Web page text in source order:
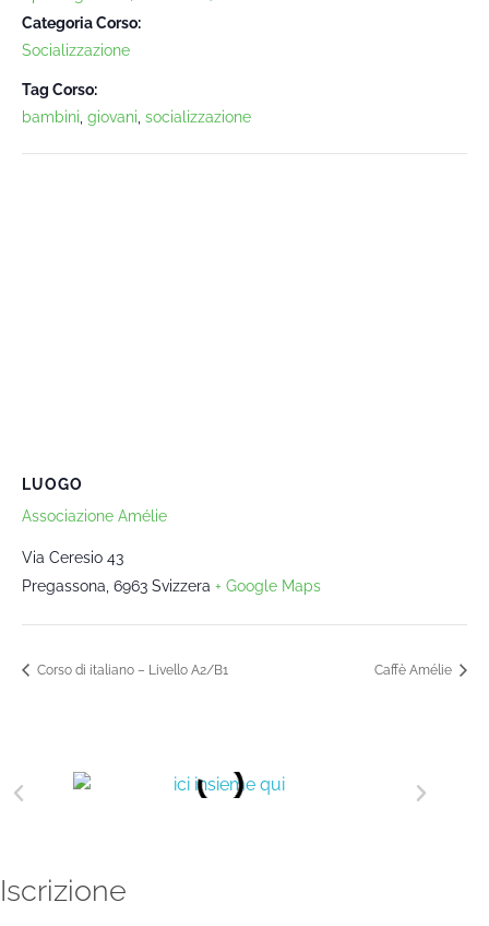
Categoria Corso:
Socializzazione
Tag Corso:
bambini, giovani, socializzazione
LUOGO
Associazione Amélie
Via Ceresio 43
Pregassona 6963 Svizzera + Google Maps
Corso di italiano – Livello A2/B1 Caffè Amélie
Iscrizione